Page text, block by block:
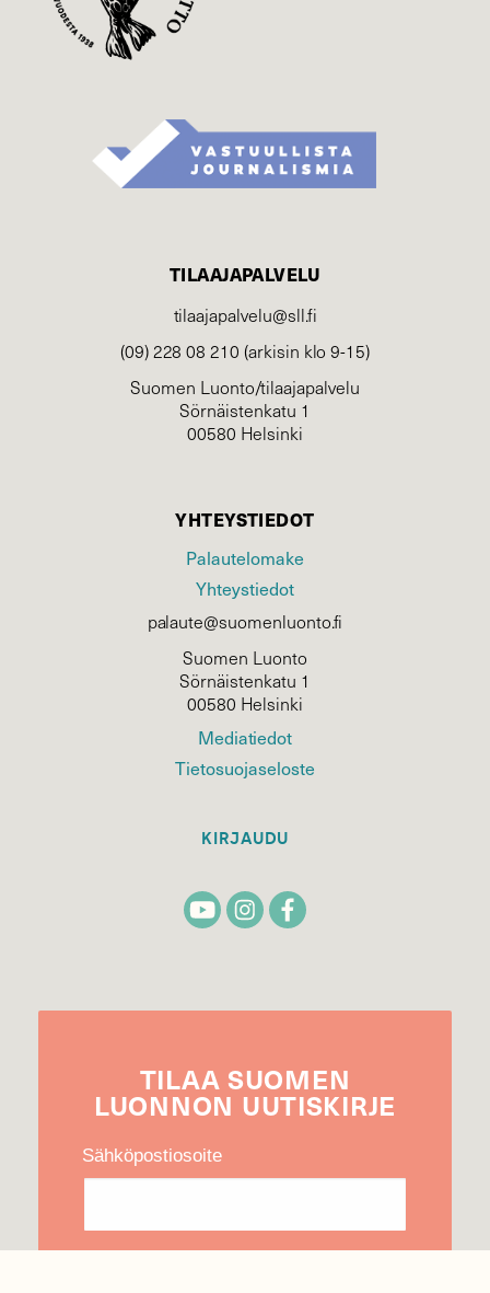
TILAAJAPALVELU
tilaajapalvelu@sll.fi
(09) 228 08 210 (arkisin klo 9-15)
Suomen Luonto/tilaajapalvelu
Sörnäistenkatu 1
00580 Helsinki
YHTEYSTIEDOT
Palautelomake
Yhteystiedot
palaute@suomenluonto.fi
Suomen Luonto
Sörnäistenkatu 1
00580 Helsinki
Mediatiedot
Tietosuojaseloste
KIRJAUDU
TILAA SUOMEN
LUONNON UUTIS­KIRJE
Sähköpostiosoite